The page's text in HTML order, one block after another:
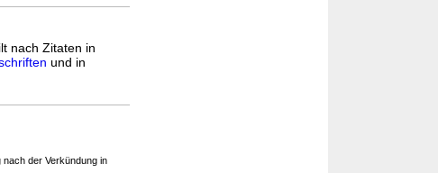
nach Zitaten in
und in
nach der Verkündung in